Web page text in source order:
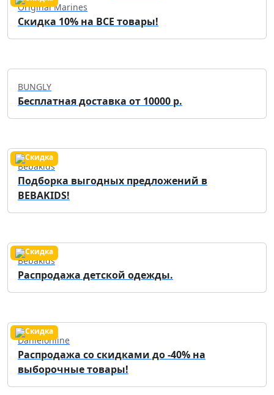
Original Marines
Скидка 10% на ВСЕ товары!
BUNGLY
Бесплатная доставка от 10000 р.
Bebakids
Подборка выгодных предложений в
BEBAKIDS!
Bebakids
Распродажа детской одежды.
Danielonline
Распродажа со скидками до -40% на
выборочные товары!